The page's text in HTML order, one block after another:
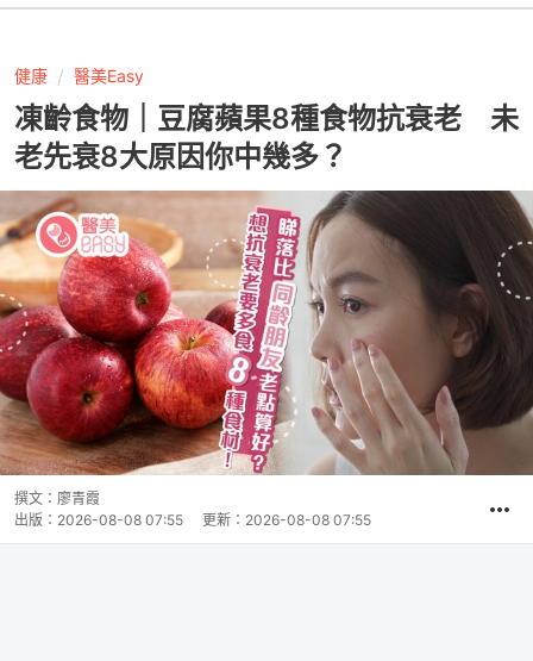
健康 醫美Easy
凍齡食物｜豆腐蘋果8種食物抗衰老 未
老先衰8大原因你中幾多？
撰文： 廖青霞
出版： 2026-08-08 07:55 更新： 2026-08-08 07:55